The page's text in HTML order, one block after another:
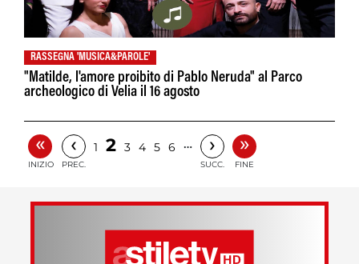
RASSEGNA 'MUSICA&PAROLE'
"Matilde, l'amore proibito di Pablo Neruda" al Parco
archeologico di Velia il 16 agosto
«
INIZIO
‹
PREC.
1 2 3 4 5 6 … ›
SUCC.
»
FINE